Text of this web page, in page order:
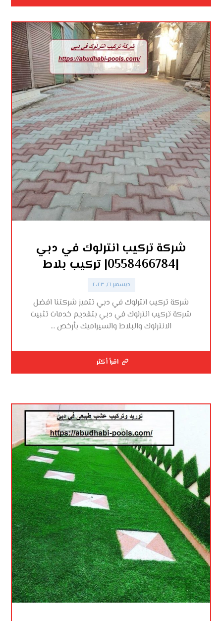
شركة تركيب انترلوك في دبي
|0558466784| تركيب بلاط
ديسمبر ٢١, ٢٠٢٣
شركة تركيب انترلوك في دبي تتميز شركتنا افضل
شركة تركيب انترلوك في دبي بتقديم خدمات تثبيت
الانترلوك والبلاط والسيراميك بأرخص ...
اقرأ أكثر